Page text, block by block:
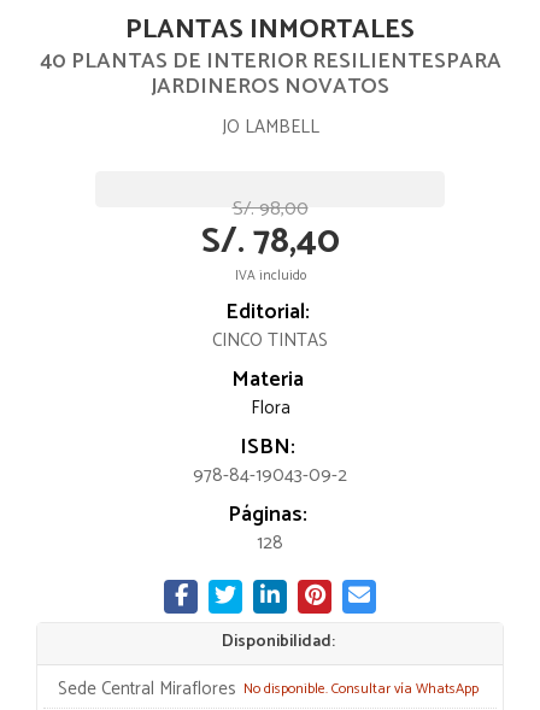
PLANTAS INMORTALES
40 PLANTAS DE INTERIOR RESILIENTESPARA
JARDINEROS NOVATOS
JO LAMBELL
S/. 98,00
S/. 78,40
IVA incluido
Editorial:
CINCO TINTAS
Materia
Flora
ISBN:
978-84-19043-09-2
Páginas:
128
Disponibilidad:
Sede Central Miraflores No disponible. Consultar vía WhatsApp